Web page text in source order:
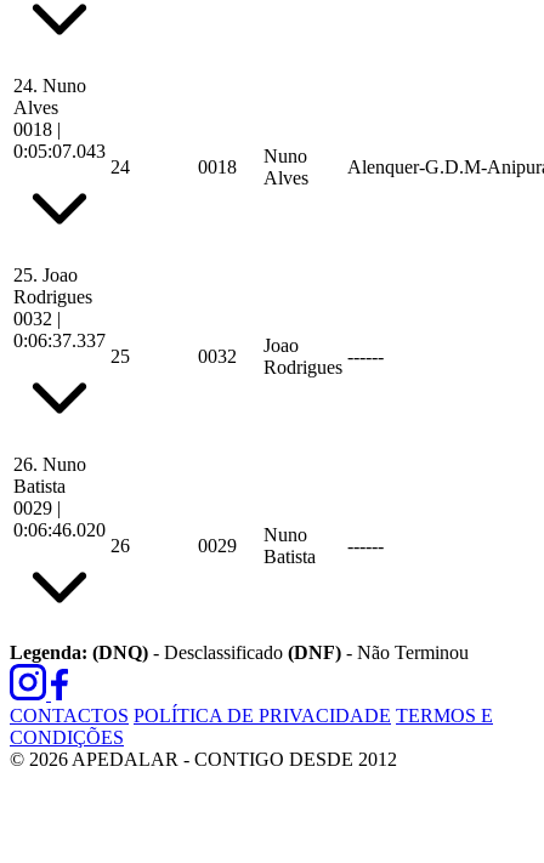
24. Nuno
Alves
0018 |
0:05:07.043
24 0018
Nuno
Alves
Alenquer-G.D.M-
25. Joao
Rodrigues
0032 |
0:06:37.337
25 0032
Joao
Rodrigues
------
26. Nuno
Batista
0029 |
0:06:46.020
26 0029
Nuno
Batista
------
Legenda: (DNQ) - Desclassificado (DNF) - Não Terminou
CONTACTOS POLÍTICA DE PRIVACIDADE TERMOS E
CONDIÇÕES
© 2026 APEDALAR - CONTIGO DESDE 2012